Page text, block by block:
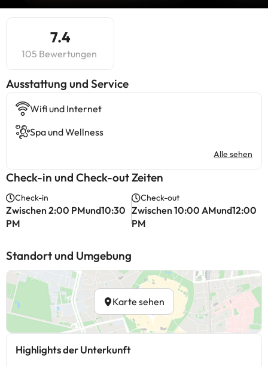
7.4
105 Bewertungen
​Ausstattung und Service
Wifi und Internet
Spa und Wellness
Alle sehen
Check-in und Check-out Zeiten
Check-in
Zwischen 2:00 PMund10:30
PM
Check-out
Zwischen 10:00 AMund12:00
PM
Standort und Umgebung
Karte sehen
Highlights der Unterkunft